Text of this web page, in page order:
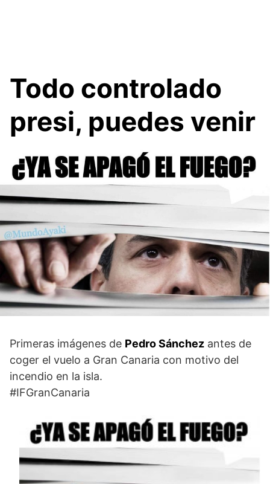
Todo controlado
presi, puedes venir
Primeras imágenes de Pedro Sánchez antes de
coger el vuelo a Gran Canaria con motivo del
incendio en la isla.
#IFGranCanaria